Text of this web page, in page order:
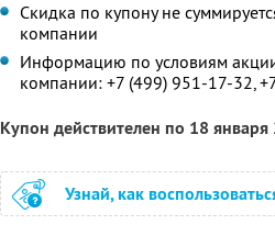
Скидка по купону не
компании
Информацию по условиям
компании: +7 (499) 951-17-32,
Купон действителен по 18
Узнай, как